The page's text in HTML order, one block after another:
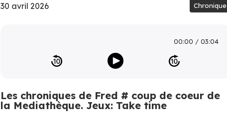
30 avril 2026 Chronique
00:00 03:04
Les chroniques de Fred # coup de coeur de
la Mediathèque. Jeux: Take time